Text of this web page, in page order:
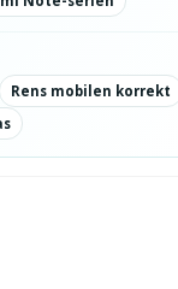
Rens mobilen korrekt